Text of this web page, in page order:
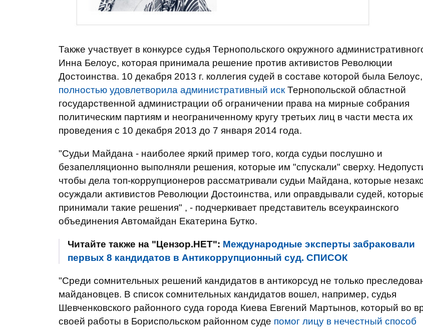
Также участвует в конкурсе судья Тернопольского окружного
Инна Белоус, которая принимала решение против активистов Революции
Достоинства. 10 декабря 2013 г. коллегия судей в составе которой была Белоус,
полностью удовлетворила административный иск Тернопольской областной
государственной администрации об ограничении права на мирные собрания
политическим партиям и неограниченному кругу третьих лиц в части места их
проведения с 10 декабря 2013 до 7 января 2014 года.
"Судьи Майдана - наиболее яркий пример того, когда судьи послушно и
безапелляционно выполняли решения, которые им "спускали" сверху.
чтобы дела топ-коррупционеров рассматривали судьи Майдана, которые
осуждали активистов Революции Достоинства, или оправдывали судей,
принимали такие решения" , - подчеркивает представитель всеукраинского
объединения Автомайдан Екатерина Бутко.
Читайте также на "Цензор.НЕТ": Международные эксперты забраковали
первых 8 кандидатов в Антикоррупционный суд. СПИСОК
"Среди сомнительных решений кандидатов в антикорсуд не только
майдановцев. В список сомнительных кандидатов вошел, например, судья
Шевченковского районного суда города Киева Евгений Мартынов, который во
своей работы в Бориспольском районном суде помог лицу в нечестный способ